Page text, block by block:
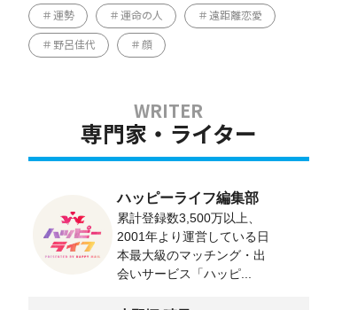
運勢 運命の人 遠距離恋愛
野呂佳代 顔
専門家・ライター
ハッピーライフ編集部
累計登録数3,500万以上、
2001年より運営している日
本最大級のマッチング・出
会いサービス「ハッピ...